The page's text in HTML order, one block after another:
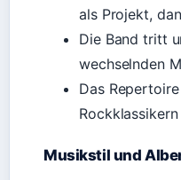
als Projekt,
Die Band tritt
wechselnden
Das
Rockklassikern
Musikstil und